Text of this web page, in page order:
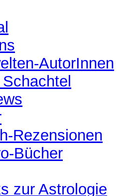
AutorInnen
Rezensionen
Bücher
zur Astrologie